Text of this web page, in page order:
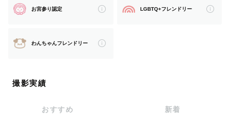
◎誰とでも仲良くなれます！
一緒に最高の思い出を作りましょう☺️
お宮参り認定 LGBTQ+フレンドリー
わんちゃんフレンドリー
撮影実績
おすすめ 新着